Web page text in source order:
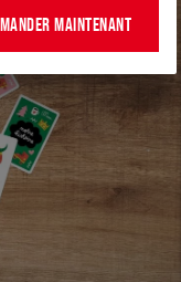
MAINTENANT